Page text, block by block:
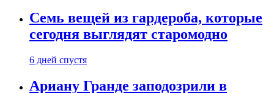
Семь вещей из гардероба, которые
сегодня выглядят старомодно
6 дней спустя
Ариану Гранде заподозрили в